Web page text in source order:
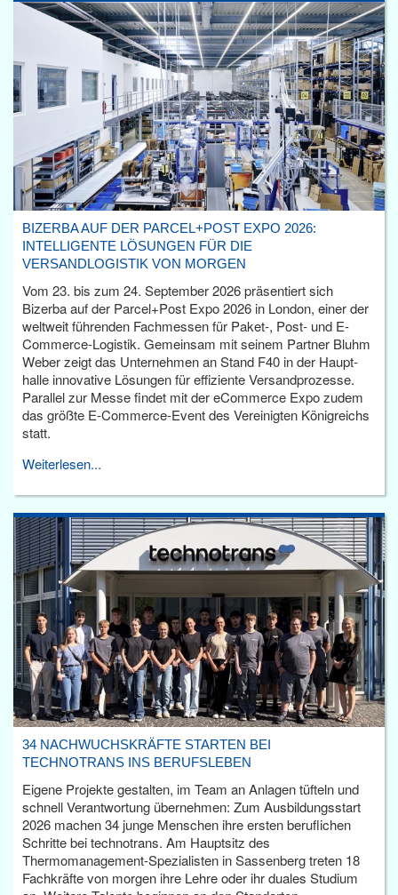
BIZERBA AUF DER PARCEL+POST EXPO 2026:
INTELLIGENTE LÖSUNGEN FÜR DIE
VERSANDLOGISTIK VON MORGEN
Vom 23. bis zum 24. September 2026 präsentiert sich
Bizerba auf der Parcel+Post Expo 2026 in London, einer der
weltweit führenden Fachmessen für Paket-, Post- und E-
Commerce-Logistik. Gemeinsam mit seinem Partner Bluhm
Weber zeigt das Unternehmen an Stand F40 in der Haupt­
halle innovative Lösungen für effiziente Versandprozesse.
Parallel zur Messe findet mit der eCommerce Expo zudem
das größte E-Commerce-Event des Vereinigten Königreichs
statt.
Weiterlesen...
34 NACHWUCHSKRÄFTE STARTEN BEI
TECHNOTRANS INS BERUFSLEBEN
Eigene Projekte gestalten, im Team an Anlagen tüfteln und
schnell Verantwortung übernehmen: Zum Ausbildungsstart
2026 machen 34 junge Menschen ihre ersten beruflichen
Schritte bei technotrans. Am Hauptsitz des
Thermomanagement-Spezialisten in Sassenberg treten 18
Fachkräfte von morgen ihre Lehre oder ihr duales Studium